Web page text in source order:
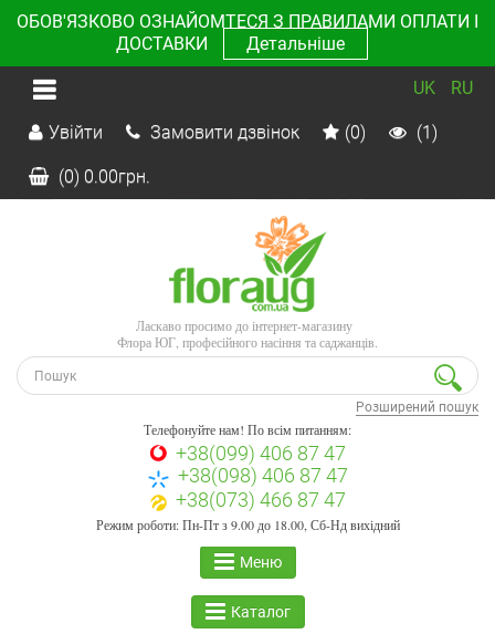
ОБОВ'ЯЗКОВО ОЗНАЙОМТЕСЯ З ПРАВИЛАМИ ОПЛАТИ І
ДОСТАВКИ
Детальніше
UK RU
Увійти Замовити дзвінок (0) (1)
(0) 0.00грн.
Ласкаво просимо до інтернет-магазину
Флора ЮГ, професійного насіння та саджанців.
Розширений пошук
Телефонуйте нам! По всім питанням:
+38(099) 406 87 47
+38(098) 406 87 47
+38(073) 466 87 47
Режим роботи: Пн-Пт з 9.00 до 18.00, Сб-Нд вихідний
Меню
Каталог